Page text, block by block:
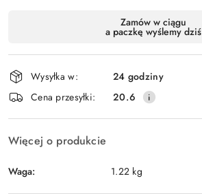
Wyślij
dostawa
Zamów w ciągu
a paczkę wyślemy dziś
Wysyłka w:
24 godziny
Cena przesyłki:
20.6
Więcej o produkcie
Waga: 1.22 kg